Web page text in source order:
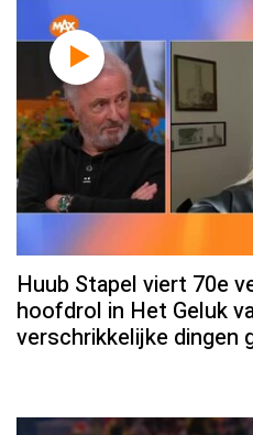
Huub Stapel viert 70e
hoofdrol in Het Geluk
verschrikkelijke dingen